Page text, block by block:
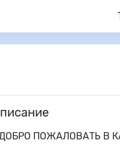
ПОЖАЛОВАТЬ В